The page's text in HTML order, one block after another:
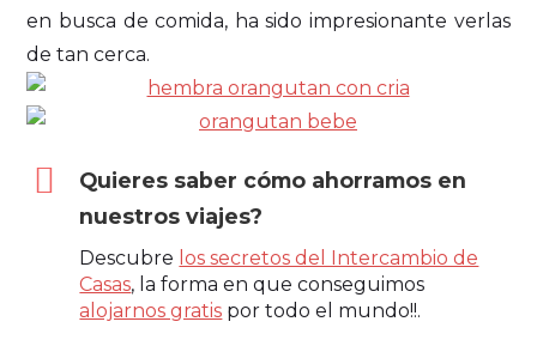
en busca de comida, ha sido impresionante verlas
de tan cerca.
Quieres saber cómo ahorramos en
nuestros viajes?
Descubre los secretos del Intercambio de
Casas, la forma en que conseguimos
alojarnos gratis por todo el mundo!!.